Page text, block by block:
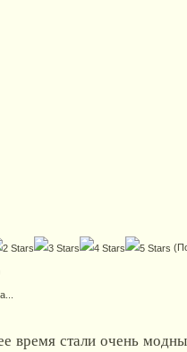
время стали очень